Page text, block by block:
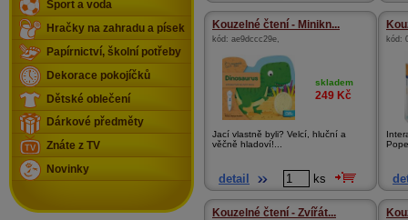
Kouzelné čtení - Minikn...
kód: ae9dccc29e,
skladem
249 Kč
Jací vlastně byli? Velcí, hluční a
věčně hladoví!...
detail ks
kód:
Kouzelné čtení - Zvířát...
Sport a voda
Hračky na zahradu a písek
Papírnictví, školní potřeby
Dekorace pokojíčků
Dětské oblečení
Dárkové předměty
Znáte z TV
Novinky